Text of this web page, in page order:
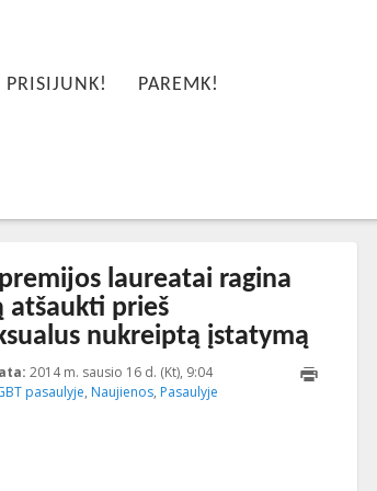
PRISIJUNK! PAREMK!
laureatai ragina
atšaukti prieš
nukreiptą įstatymą
2014 m. sausio 16 d. (Kt), 9:042023-10-10T13:40:27+00:00
pasaulyje, Naujienos, Pasaulyje